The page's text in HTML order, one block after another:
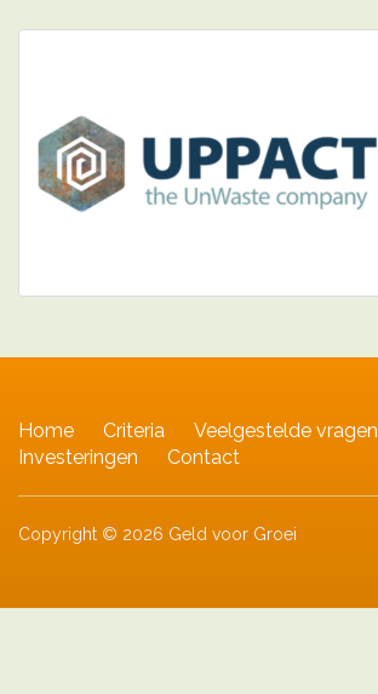
Home Criteria
Veelgestelde vragen
Investeringen
Contact
Copyright © 2026 Geld voor Groei